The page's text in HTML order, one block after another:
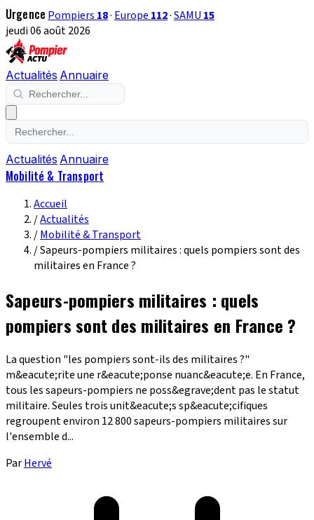
Urgence Pompiers 18· Europe 112·SAMU 15
jeudi 06 août 2026
Actualités Annuaire
Actualités Annuaire
Mobilité & Transport
Accueil
/Actualités
/Mobilité & Transport
/Sapeurs-pompiers militaires : quels pompiers sont des
militaires en France ?
Sapeurs-pompiers militaires : quels
pompiers sont des militaires en France ?
La question "les pompiers sont-ils des militaires ?"
m&eacute;rite une r&eacute;ponse nuanc&eacute;e. En France,
tous les sapeurs-pompiers ne poss&egrave;dent pas le statut
militaire. Seules trois unit&eacute;s sp&eacute;cifiques
regroupent environ 12 800 sapeurs-pompiers militaires sur
l'ensemble d...
ParHervé